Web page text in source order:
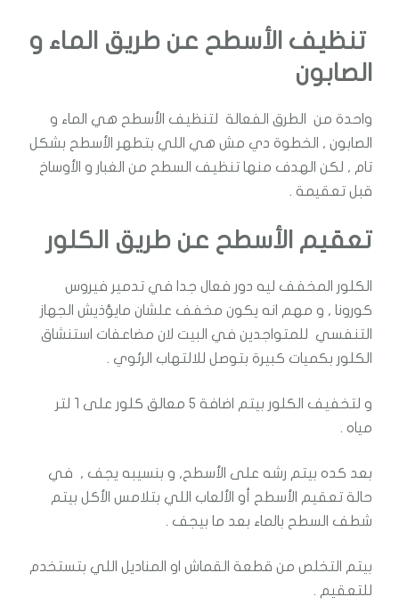
تنظيف الأسطح عن طريق الماء و
الصابون
واحدة من الطرق الفعالة لتنظيف الأسطح هي الماء و
الصابون , الخطوة دي مش هي اللي بتطهر الأسطح بشكل
تام , لكن الهدف منها تنظيف السطح من الغبار و الأوساخ
قبل تعقيمة .
تعقيم الأسطح عن طريق الكلور
الكلور المخفف ليه دور فعال جدا في تدمير فيروس
كورونا , و مهم انه يكون مخفف علشان مايؤذيش الجهاز
التنفسي للمتواجدين في البيت لان مضاعفات استنشاق
الكلور بكميات كبيرة بتوصل للالتهاب الرئوي .
و لتخفيف الكلور بيتم اضافة 5 معالق كلور على 1 لتر
مياه .
بعد كده بيتم رشه على الأسطح, و بنسيبه يجف , في
حالة تعقيم الأسطح أو الألعاب اللي بتلامس الأكل بيتم
شطف السطح بالماء بعد ما بيجف .
بيتم التخلص من قطعة القماش او المناديل اللي بتستخدم
للتعقيم .